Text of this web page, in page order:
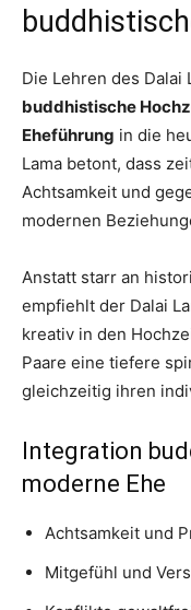
Die Lehren des
buddhistische
Eheführung in die
Lama betont, dass
Achtsamkeit und
modernen
Anstatt starr an
empfiehlt der Dalai
kreativ in den
Paare eine tiefere
gleichzeitig ihren
Integration
moderne Ehe
Achtsamkeit und
Mitgefühl und